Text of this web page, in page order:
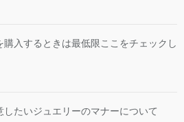
購入するときは最低限ここをチェックし
たいジュエリーのマナーについて